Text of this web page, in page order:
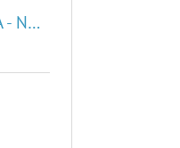
Jedlý papír SPARTA PRAHA - NOVÝ ZNAK